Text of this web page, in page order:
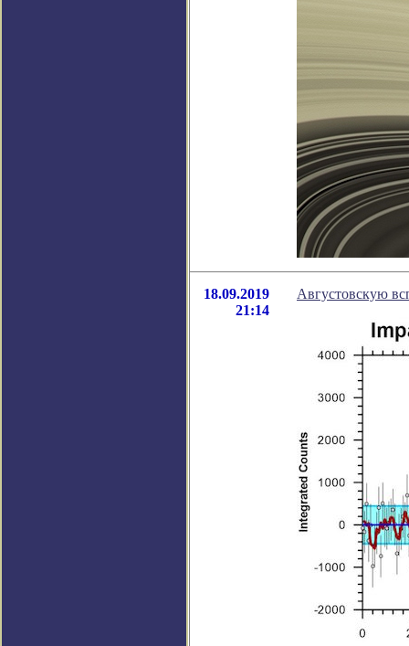
18.09.2019
21:14
Августовскую